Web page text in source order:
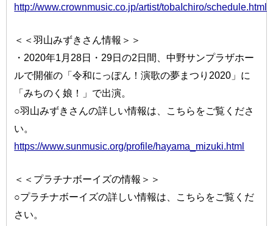
http://www.crownmusic.co.jp/artist/tobaIchiro/schedule.html
＜＜羽山みずきさん情報＞＞
・2020年1月28日・29日の2日間、中野サンプラザホー
ルで開催の「令和にっぽん！演歌の夢まつり2020」に
「みちのく娘！」で出演。
○羽山みずきさんの詳しい情報は、こちらをご覧くださ
い。
https://www.sunmusic.org/profile/hayama_mizuki.html
＜＜プラチナボーイズの情報＞＞
○プラチナボーイズの詳しい情報は、こちらをご覧くだ
さい。